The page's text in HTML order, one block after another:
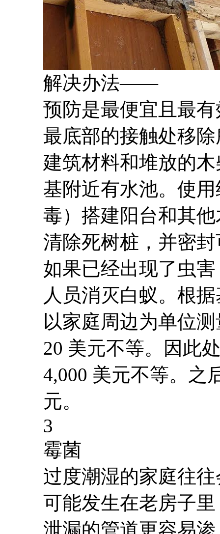
解决办法——
预防是最便宜且最
最底部的接触处移
建筑材料和堆放的
基附近有水池。使
毒）搭建阳台和其
清除死树桩，并密
如果已经出现了虫
人员消灭白蚁。根
以家庭周边为单位
20 美元不等。因此
4,000 美元不等。之
元。
3
霉菌
过度潮湿的家庭往
可能发生在老房子
泄漏的管道更容易